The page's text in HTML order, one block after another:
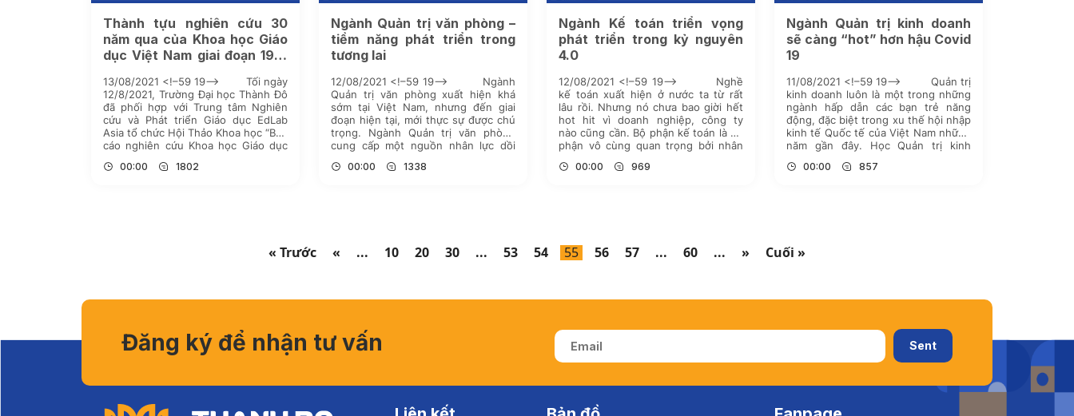
Thành tựu nghiên cứu 30
năm qua của Khoa học Giáo
dục Việt Nam giai đoạn 1991
13/08/2021 <!–59 19–> Tối ngày
12/8/2021, Trường Đại học Thành Đô
đã phối hợp với Trung tâm Nghiên
cứu và Phát triển Giáo dục EdLab
Asia tổ chức Hội Thảo Khoa học “Báo
cáo nghiên cứu Khoa học Giáo dục
thảo được tổ chức theo hình thức
00:00 1802
Ngành Quản trị văn phòng –
tiềm năng phát triển trong
tương lai
12/08/2021 <!–59 19–> Ngành
Quản trị văn phòng xuất hiện khá
sớm tại Việt Nam, nhưng đến giai
đoạn hiện tại, mới thực sự được chú
trọng. Ngành Quản trị văn phòng
cung cấp một nguồn nhân lực dồi
nhà nước. Sự tăng […]
00:00 1338
Ngành Kế toán triển vọng
phát triển trong kỷ nguyên
4.0
12/08/2021 <!–59 19–> Nghề
kế toán xuất hiện ở nước ta từ rất
lâu rồi. Nhưng nó chưa bao giời hết
hot hit vì doanh nghiệp, công ty
nào cũng cần. Bộ phận kế toán là bộ
phận vô cùng quan trọng bởi nhân
được […]
00:00 969
Ngành Quản trị kinh doanh
sẽ càng “hot” hơn hậu Covid
19
11/08/2021 <!–59 19–> Quản trị
kinh doanh luôn là một trong những
ngành hấp dẫn các bạn trẻ năng
động, đặc biệt trong xu thế hội nhập
kinh tế Quốc tế của Việt Nam những
năm gần đây. Học Quản trị kinh
các khía cạnh của […]
00:00 857
« Trước « ... 10 20 30 ... 53 54 55 56 57 ... 60 ... » Cuối »
Đăng ký để nhận tư vấn